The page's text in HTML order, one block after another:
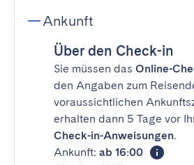
Ankunft
Über den Check-in
Sie müssen das Online-
den Angaben zum
voraussichtlichen
erhalten dann 5 Tage vor
Check-in-Anweisungen.
Ankunft: ab 16:00